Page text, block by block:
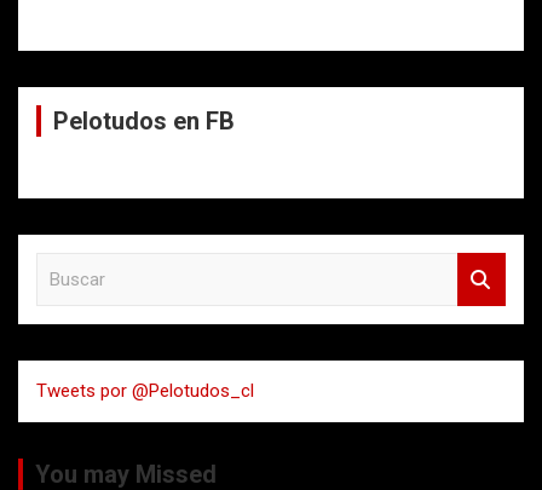
Pelotudos en FB
a
r
Tweets por @Pelotudos_cl
You may Missed